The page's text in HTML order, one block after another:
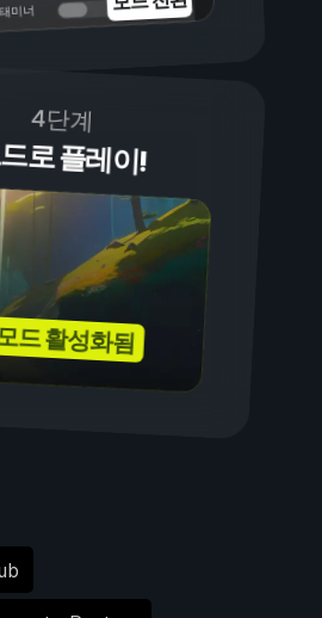
미너
4단계
로 플레이!
드 활성화됨